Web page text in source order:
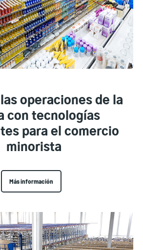
operaciones de la
con tecnologías
para el comercio
minorista
Más información